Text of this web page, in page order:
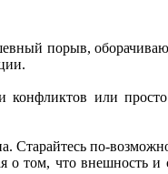
порыв,
конфликтов или
Старайтесь по-
том, что внешность и